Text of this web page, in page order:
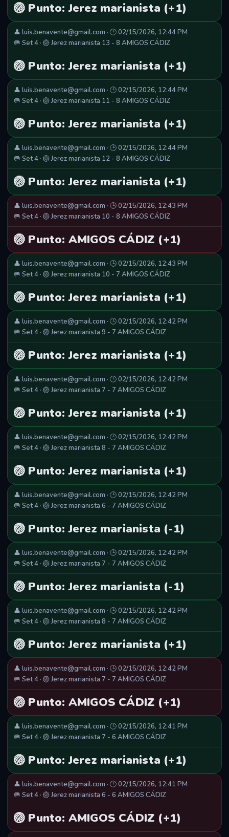
🏐 Punto: Jerez marianista (+1)
👤 luis.benavente@gmail.com · 🕒 02/15/2026, 12:44 PM
🥅 Set 4 · 🏐 Jerez marianista 13 - 8 AMIGOS CÁDIZ
🏐 Punto: Jerez marianista (+1)
👤 luis.benavente@gmail.com · 🕒 02/15/2026, 12:44 PM
🥅 Set 4 · 🏐 Jerez marianista 11 - 8 AMIGOS CÁDIZ
🏐 Punto: Jerez marianista (+1)
👤 luis.benavente@gmail.com · 🕒 02/15/2026, 12:44 PM
🥅 Set 4 · 🏐 Jerez marianista 12 - 8 AMIGOS CÁDIZ
🏐 Punto: Jerez marianista (+1)
👤 luis.benavente@gmail.com · 🕒 02/15/2026, 12:43 PM
🥅 Set 4 · 🏐 Jerez marianista 10 - 8 AMIGOS CÁDIZ
🏐 Punto: AMIGOS CÁDIZ (+1)
👤 luis.benavente@gmail.com · 🕒 02/15/2026, 12:43 PM
🥅 Set 4 · 🏐 Jerez marianista 10 - 7 AMIGOS CÁDIZ
🏐 Punto: Jerez marianista (+1)
👤 luis.benavente@gmail.com · 🕒 02/15/2026, 12:42 PM
🥅 Set 4 · 🏐 Jerez marianista 9 - 7 AMIGOS CÁDIZ
🏐 Punto: Jerez marianista (+1)
👤 luis.benavente@gmail.com · 🕒 02/15/2026, 12:42 PM
🥅 Set 4 · 🏐 Jerez marianista 7 - 7 AMIGOS CÁDIZ
🏐 Punto: Jerez marianista (+1)
👤 luis.benavente@gmail.com · 🕒 02/15/2026, 12:42 PM
🥅 Set 4 · 🏐 Jerez marianista 8 - 7 AMIGOS CÁDIZ
🏐 Punto: Jerez marianista (+1)
👤 luis.benavente@gmail.com · 🕒 02/15/2026, 12:42 PM
🥅 Set 4 · 🏐 Jerez marianista 6 - 7 AMIGOS CÁDIZ
🏐 Punto: Jerez marianista (-1)
👤 luis.benavente@gmail.com · 🕒 02/15/2026, 12:42 PM
🥅 Set 4 · 🏐 Jerez marianista 7 - 7 AMIGOS CÁDIZ
🏐 Punto: Jerez marianista (-1)
👤 luis.benavente@gmail.com · 🕒 02/15/2026, 12:42 PM
🥅 Set 4 · 🏐 Jerez marianista 8 - 7 AMIGOS CÁDIZ
🏐 Punto: Jerez marianista (+1)
👤 luis.benavente@gmail.com · 🕒 02/15/2026, 12:42 PM
🥅 Set 4 · 🏐 Jerez marianista 7 - 7 AMIGOS CÁDIZ
🏐 Punto: AMIGOS CÁDIZ (+1)
👤 luis.benavente@gmail.com · 🕒 02/15/2026, 12:41 PM
🥅 Set 4 · 🏐 Jerez marianista 7 - 6 AMIGOS CÁDIZ
🏐 Punto: Jerez marianista (+1)
👤 luis.benavente@gmail.com · 🕒 02/15/2026, 12:41 PM
🥅 Set 4 · 🏐 Jerez marianista 6 - 6 AMIGOS CÁDIZ
🏐 Punto: AMIGOS CÁDIZ (+1)